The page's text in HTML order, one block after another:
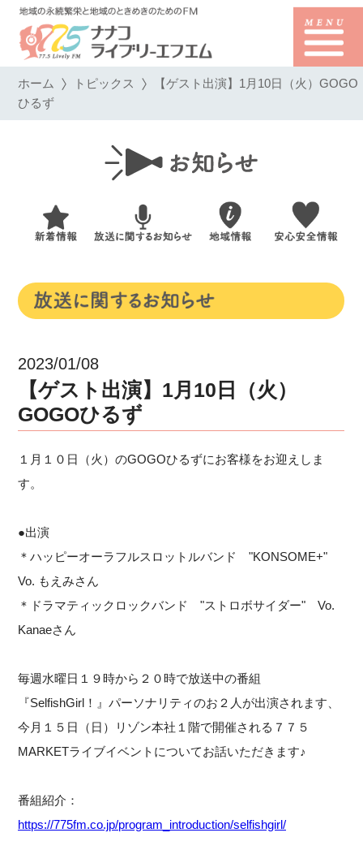
ホーム トピックス 【ゲスト出演】1月10日（火）GOGO
ひるず
2023/01/08
【ゲスト出演】1月10日（火）
GOGOひるず
１月１０日（火）のGOGOひるずにお客様をお迎えしま
す。
●出演
＊ハッピーオーラフルスロットルバンド "KONSOME+"
Vo. もえみさん
＊ドラマティックロックバンド "ストロボサイダー" Vo.
Kanaeさん
毎週水曜日１９時から２０時で放送中の番組
『SelfishGirl！』パーソナリティのお２人が出演されます、
今月１５日（日）リゾン本社１階で開催される７７５
MARKETライブイベントについてお話いただきます♪
番組紹介：
https://775fm.co.jp/program_introduction/selfishgirl/